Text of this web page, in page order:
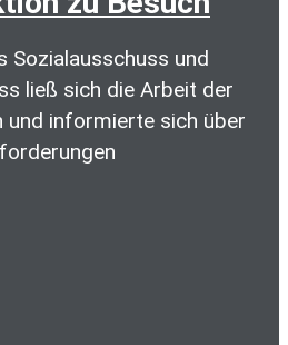
Sozialausschuss und
ließ sich die Arbeit der
und informierte sich über